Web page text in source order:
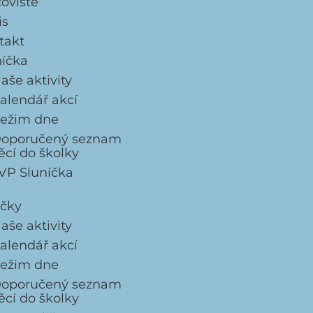
aktivity
akcí
dne
seznam
do školky
Sluníčka
aktivity
akcí
dne
seznam
do školky